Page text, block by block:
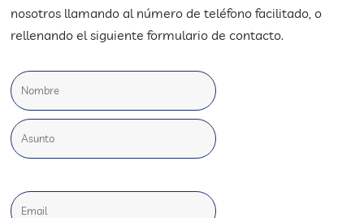
nosotros llamando al número de teléfono facilitado, o
rellenando el siguiente formulario de contacto.